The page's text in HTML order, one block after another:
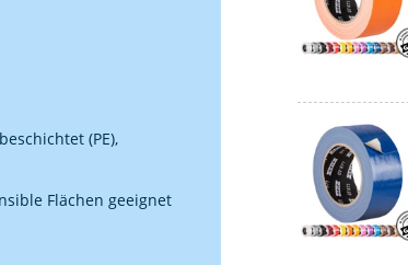
(PE),
Flächen geeignet